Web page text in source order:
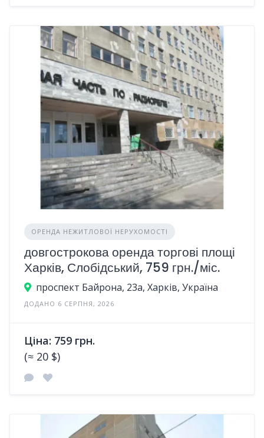
ОРЕНДА НЕЖИТЛОВОЇ НЕРУХОМОСТІ
довгострокова оренда торгові площі
Харків, Слобідський, 759 грн./міс.
проспект Байрона, 23а, Харків, Україна
ДОДАНО 6 СЕРПНЯ, 2026
Ціна: 759 грн.
(≈ 20 $)